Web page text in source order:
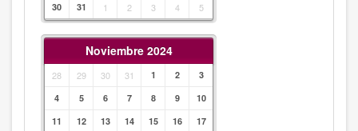
30
31 1 2 3 4 5
Noviembre 2024
28 29 30 31 1 2
3
4
5 6 7 8 9
10
11
12 13 14 15 16
17